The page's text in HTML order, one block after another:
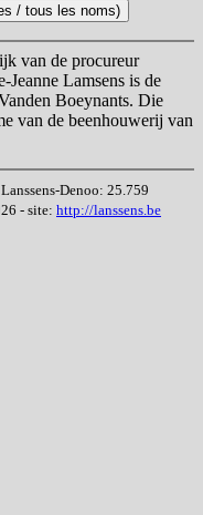
van de procureur
Lamsens is de
Boeynants. Die
van de beenhouwerij van
Denoo: 25.759
- site: http://lanssens.be